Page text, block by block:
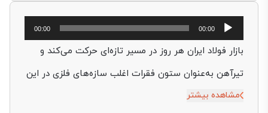
پخش‌کننده
صوت
00:00
00:00
بازار فولاد ایران هر روز در مسیر تازه‌ای حرکت می‌کند و
تیرآهن به‌عنوان ستون فقرات اغلب سازه‌های فلزی در این
مسیر، همیشه کانون توجه مهندسان، پیمانکاران و
مشاهده بیشتر